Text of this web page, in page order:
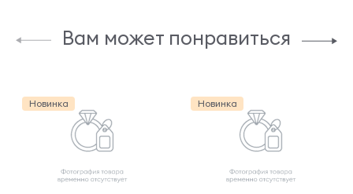
Вам может понравиться
Новинка Новинка